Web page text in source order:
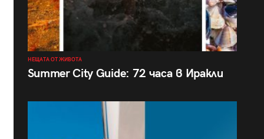
НЕЩАТА ОТ ЖИВОТА
Summer City Guide: 72 часа в Иракли